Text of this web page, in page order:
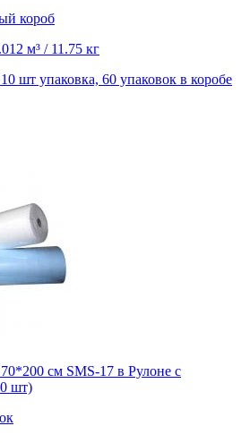
короб
м³ / 11.75 кг
10 шт упаковка, 60 упаковок в коробе
см SMS-17 в Рулоне с
шт)